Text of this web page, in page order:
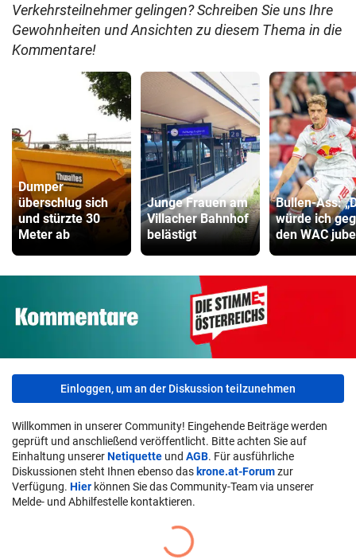
Verkehrsteilnehmer gelingen? Schreiben Sie uns Ihre
Gewohnheiten und Ansichten zu diesem Thema in die
Kommentare!
Dumper
überschlug sich
und stürzte 30
Meter ab
Junge Frauen am
Villacher Bahnhof
belästigt
Bullen-Ass:
würde ich
den WAC
Einloggen, um an der Diskussion teilzunehmen
Willkommen in unserer Community! Eingehende Beiträge werden
geprüft und anschließend veröffentlicht. Bitte achten Sie auf
Einhaltung unsererNetiquette und AGB. Für ausführliche
Diskussionen steht Ihnen ebenso daskrone.at-Forumzur
Verfügung. Hier können Sie das Community-Team via unserer
Melde- und Abhilfestelle kontaktieren.